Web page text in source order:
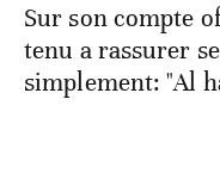
Sur son compte
tenu a rassurer
simplement: "Al